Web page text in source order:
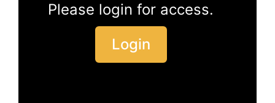
Please login for access.
Login